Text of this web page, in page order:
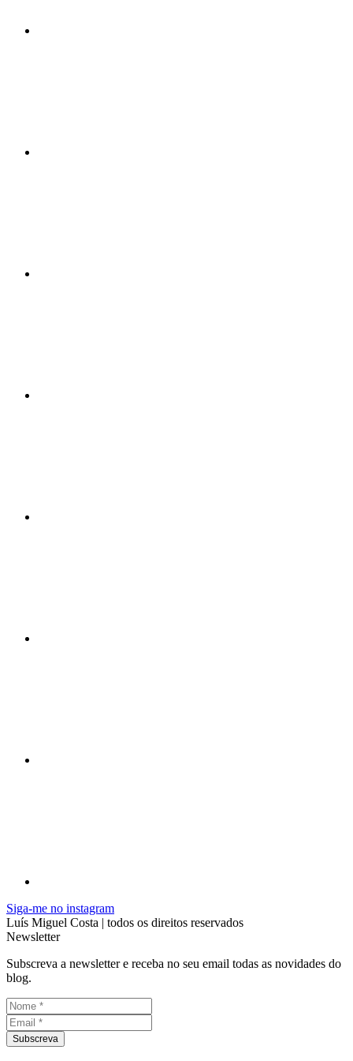
Siga-me no instagram
Luís Miguel Costa | todos os direitos reservados
Newsletter
Subscreva a newsletter e receba no seu email todas as novidades do
blog.